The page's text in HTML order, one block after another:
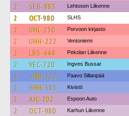
2 SEB-883 Lehtosen Liikenne
2 OCT-980 SLHS
2 UHL-250 Porvoon kirjasto
2 UHH-222 Ventoniemi
2 LBS-444 Pekolan Liikenne
2 VEC-720 Ingves Bussar
2 UHH-222 Paavo Sillanpää
2 HHH-585 Kivistö
2 AJC-202 Espoon Auto
2 OCT-980 Karhun Liikenne